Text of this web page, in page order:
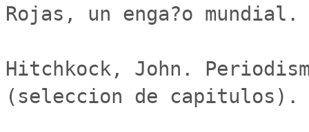
Rojas, un enga?o
Hitchkock, John.
(seleccion de capitulos).